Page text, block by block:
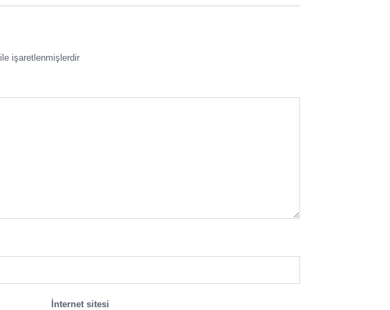
ile işaretlenmişlerdir
İnternet sitesi